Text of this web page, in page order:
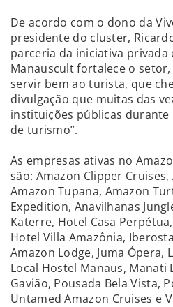
De acordo com o dono da
presidente do cluster,
parceria da iniciativa privada
Manauscult fortalece o
servir bem ao turista, que
divulgação que muitas das
instituições públicas
de turismo”.
As empresas ativas no
são: Amazon Clipper Cruises,
Amazon Tupana, Amazon
Expedition, Anavilhanas
Katerre, Hotel Casa
Hotel Villa Amazônia,
Amazon Lodge, Juma Ópera,
Local Hostel Manaus, Manati
Gavião, Pousada Bela Vista,
Untamed Amazon Cruises e